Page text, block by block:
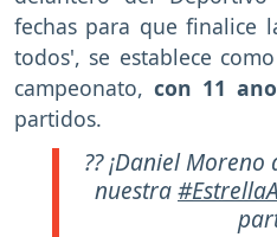
fechas para que finalice
todos', se establece
campeonato, con 11
partidos.
?? ¡Daniel Moreno
nuestra